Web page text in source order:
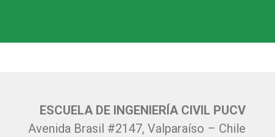
ESCUELA DE INGENIERÍA CIVIL PUCV
Avenida Brasil #2147, Valparaíso – Chile